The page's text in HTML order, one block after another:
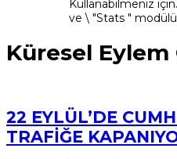
Kullanabilmeniz
ve \ "Stats "
Küresel Eylem
22 EYLÜL’DE
TRAFİĞE